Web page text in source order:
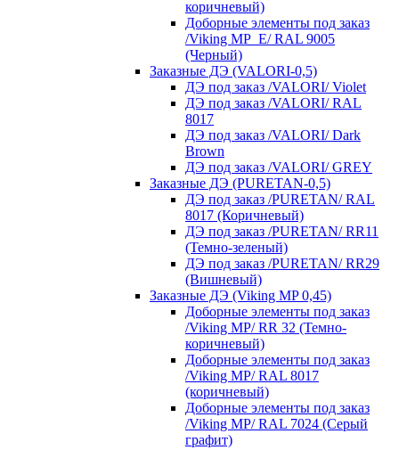
коричневый)
Доборные элементы под заказ
/Viking MP_E/ RAL 9005
(Черный)
Заказные ДЭ (VALORI-0,5)
ДЭ под заказ /VALORI/ Violet
ДЭ под заказ /VALORI/ RAL
8017
ДЭ под заказ /VALORI/ Dark
Brown
ДЭ под заказ /VALORI/ GREY
Заказные ДЭ (PURETAN-0,5)
ДЭ под заказ /PURETAN/ RAL
8017 (Коричневый)
ДЭ под заказ /PURETAN/ RR11
(Темно-зеленый)
ДЭ под заказ /PURETAN/ RR29
(Вишневый)
Заказные ДЭ (Viking MP 0,45)
Доборные элементы под заказ
/Viking MP/ RR 32 (Темно-
коричневый)
Доборные элементы под заказ
/Viking MP/ RAL 8017
(коричневый)
Доборные элементы под заказ
/Viking MP/ RAL 7024 (Серый
графит)